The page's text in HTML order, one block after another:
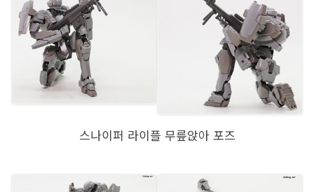
스나이퍼 라이플 무릎앉아 포즈